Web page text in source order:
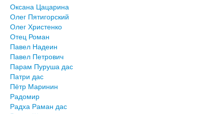
Оксана Цацарина
Олег Пятигорский
Олег Христенко
Отец Роман
Павел Надеин
Павел Петрович
Парам Пуруша дас
Патри дас
Пётр Маринин
Радомир
Радха Раман дас